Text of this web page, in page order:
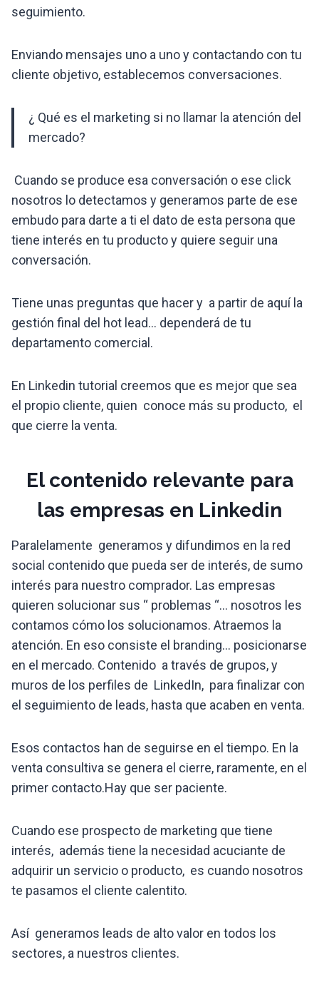
seguimiento.
Enviando mensajes uno a uno y contactando con tu
cliente objetivo, establecemos conversaciones.
¿ Qué es el marketing si no llamar la atención del
mercado?
Cuando se produce esa conversación o ese click
nosotros lo detectamos y generamos parte de ese
embudo para darte a ti el dato de esta persona que
tiene interés en tu producto y quiere seguir una
conversación.
Tiene unas preguntas que hacer y a partir de aquí la
gestión final del hot lead… dependerá de tu
departamento comercial.
En Linkedin tutorial creemos que es mejor que sea
el propio cliente, quien conoce más su producto, el
que cierre la venta.
El contenido relevante para
las empresas en Linkedin
Paralelamente generamos y difundimos en la red
social contenido que pueda ser de interés, de sumo
interés para nuestro comprador. Las empresas
quieren solucionar sus “ problemas “… nosotros les
contamos cómo los solucionamos. Atraemos la
atención. En eso consiste el branding… posicionarse
en el mercado. Contenido a través de grupos, y
muros de los perfiles de LinkedIn, para finalizar con
el seguimiento de leads, hasta que acaben en venta.
Esos contactos han de seguirse en el tiempo. En la
venta consultiva se genera el cierre, raramente, en el
primer contacto.Hay que ser paciente.
Cuando ese prospecto de marketing que tiene
interés, además tiene la necesidad acuciante de
adquirir un servicio o producto, es cuando nosotros
te pasamos el cliente calentito.
Así generamos leads de alto valor en todos los
sectores, a nuestros clientes.